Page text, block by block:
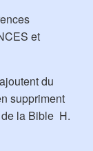
et
du
suppriment
la Bible H.